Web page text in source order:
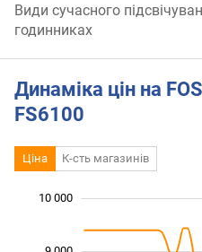
Види сучасного
годинниках
Динаміка цін на
FS6100
Ціна К-сть магазинів
10 000